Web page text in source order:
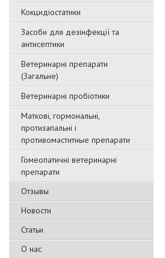
Кокцидіостатики
Засоби для дезінфекції та
антисептики
Ветеринарні препарати
(Загальне)
Ветеринарні пробіотики
Маткові, гормональні,
протизапальні і
противомаститные препарати
Гомеопатичні ветеринарні
препарати
Отзывы
Новости
Статьи
О нас